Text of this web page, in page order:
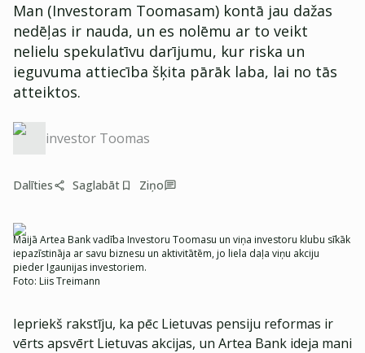
Man (Investoram Toomasam) kontā jau dažas
nedēļas ir nauda, un es nolēmu ar to veikt
nelielu spekulatīvu darījumu, kur riska un
ieguvuma attiecība šķita pārāk laba, lai no tās
atteiktos.
investor Toomas
Dalīties Saglabāt Ziņo
Maijā Artea Bank vadība Investoru Toomasu un viņa investoru klubu sīkāk
iepazīstināja ar savu biznesu un aktivitātēm, jo liela daļa viņu akciju
pieder Igaunijas investoriem.
Foto: Liis Treimann
Iepriekš rakstīju, ka pēc Lietuvas pensiju reformas ir
vērts apsvērt Lietuvas akcijas, un Artea Bank ideja mani